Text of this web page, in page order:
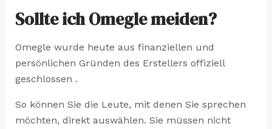
Sollte ich Omegle meiden?
Omegle wurde heute aus finanziellen und
persönlichen Gründen des Erstellers offiziell
geschlossen .
So können Sie die Leute, mit denen Sie sprechen
möchten, direkt auswählen. Sie müssen nicht